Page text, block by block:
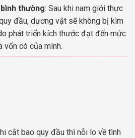
thường: Sau khi nam giới thực
đầu, dương vật sẽ không bị kìm
phát triển kích thước đạt đến mức
vốn có của mình.
cắt bao quy đầu thì nỗi lo về tình